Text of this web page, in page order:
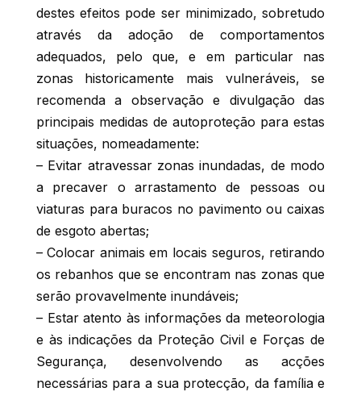
destes efeitos pode ser minimizado, sobretudo
através da adoção de comportamentos
adequados, pelo que, e em particular nas
zonas historicamente mais vulneráveis, se
recomenda a observação e divulgação das
principais medidas de autoproteção para estas
situações, nomeadamente:
– Evitar atravessar zonas inundadas, de modo
a precaver o arrastamento de pessoas ou
viaturas para buracos no pavimento ou caixas
de esgoto abertas;
– Colocar animais em locais seguros, retirando
os rebanhos que se encontram nas zonas que
serão provavelmente inundáveis;
– Estar atento às informações da meteorologia
e às indicações da Proteção Civil e Forças de
Segurança, desenvolvendo as acções
necessárias para a sua protecção, da família e